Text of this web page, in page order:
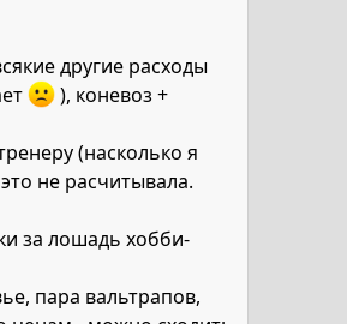
другие расходы
), коневоз +
(насколько я
не расчитывала.
за лошадь хобби-
пара вальтрапов,